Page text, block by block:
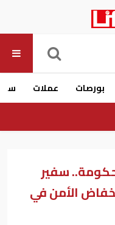
بورصات عملات
سفير
الأمن في